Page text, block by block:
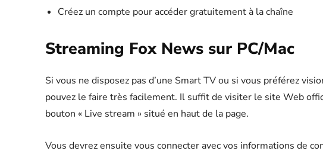
Créez un compte pour accéder gratuitement à la chaîne
Streaming Fox News sur PC/Mac
Si vous ne disposez pas d’une Smart TV ou si vous préférez
pouvez le faire très facilement. Il suffit de visiter le site Web
bouton « Live stream » situé en haut de la page.
Vous devrez ensuite vous connecter avec vos informations de